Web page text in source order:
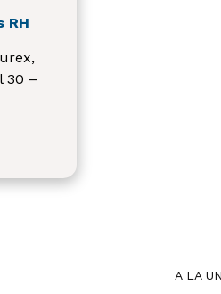
RH
30 –
A LA